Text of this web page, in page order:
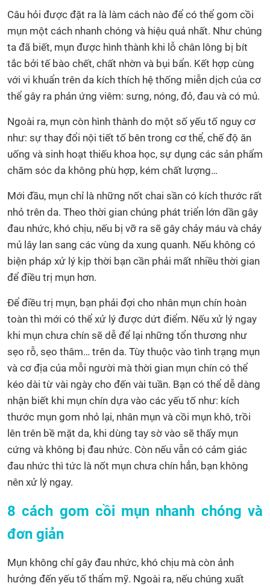
Câu hỏi được đặt ra là làm cách nào để có thể gom cồi
mụn một cách nhanh chóng và hiệu quả nhất. Như chúng
ta đã biết, mụn được hình thành khi lỗ chân lông bị bít
tắc bởi tế bào chết, chất nhờn và bụi bẩn. Kết hợp cùng
với vi khuẩn trên da kích thích hệ thống miễn dịch của cơ
thể gây ra phản ứng viêm: sưng, nóng, đỏ, đau và có mủ.
Ngoài ra, mụn còn hình thành do một số yếu tố nguy cơ
như: sự thay đổi nội tiết tố bên trong cơ thể, chế độ ăn
uống và sinh hoạt thiếu khoa học, sự dụng các sản phẩm
chăm sóc da không phù hợp, kém chất lượng…
Mới đầu, mụn chỉ là những nốt chai sần có kích thước rất
nhỏ trên da. Theo thời gian chúng phát triển lớn dần gây
đau nhức, khó chịu, nếu bị vỡ ra sẽ gây chảy máu và chảy
mủ lây lan sang các vùng da xung quanh. Nếu không có
biện pháp xử lý kịp thời bạn cần phải mất nhiều thời gian
để điều trị mụn hơn.
Để điều trị mụn, bạn phải đợi cho nhân mụn chín hoàn
toàn thì mới có thể xử lý được dứt điểm. Nếu xử lý ngay
khi mụn chưa chín sẽ dễ để lại những tổn thương như
sẹo rỗ, sẹo thâm… trên da. Tùy thuộc vào tình trạng mụn
và cơ địa của mỗi người mà thời gian mụn chín có thể
kéo dài từ vài ngày cho đến vài tuần. Bạn có thể dễ dàng
nhận biết khi mụn chín dựa vào các yếu tố như: kích
thước mụn gom nhỏ lại, nhân mụn và cồi mụn khô, trồi
lên trên bề mặt da, khi dùng tay sờ vào sẽ thấy mụn
cứng và không bị đau nhức. Còn nếu vẫn có cảm giác
đau nhức thì tức là nốt mụn chưa chín hẳn, bạn không
nên xử lý ngay.
8 cách gom cồi mụn nhanh chóng và
đơn giản
Mụn không chỉ gây đau nhức, khó chịu mà còn ảnh
hưởng đến yếu tố thẩm mỹ. Ngoài ra, nếu chúng xuất